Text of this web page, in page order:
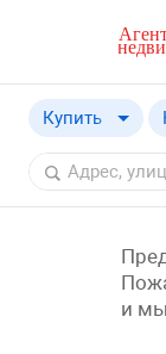
Купить
Купить
Снять
и